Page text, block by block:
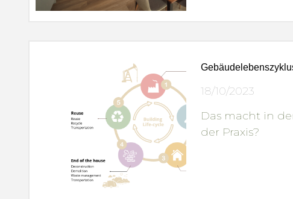
18/10/2023
Das macht in
der Praxis?